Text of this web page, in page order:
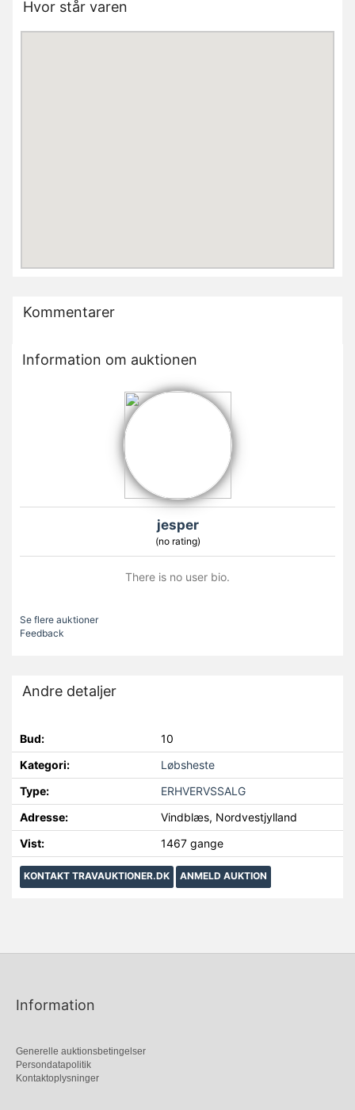
Hvor står varen
Kommentarer
Information om auktionen
jesper
(no rating)
There is no user bio.
Se flere auktioner
Feedback
Andre detaljer
Bud:
10
Kategori:
Løbsheste
Type:
ERHVERVSSALG
Adresse:
Vindblæs, Nordvestjylland
Vist:
1467 gange
KONTAKT TRAVAUKTIONER.DK ANMELD AUKTION
Information
Generelle auktionsbetingelser
Persondatapolitik
Kontaktoplysninger